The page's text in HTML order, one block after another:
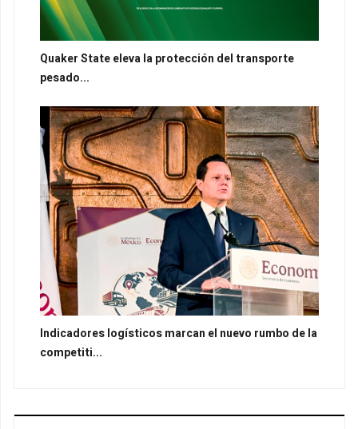
Quaker State eleva la protección del transporte
pesado...
Indicadores logísticos marcan el nuevo rumbo de la
competiti...